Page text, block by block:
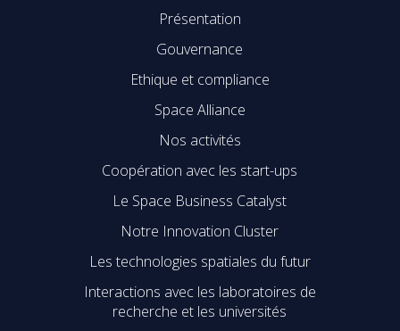
Présentation
Gouvernance
Ethique et compliance
Space Alliance
Nos activités
Coopération avec les start-ups
Le Space Business Catalyst
Notre Innovation Cluster
Les technologies spatiales du futur
Interactions avec les laboratoires de
recherche et les universités